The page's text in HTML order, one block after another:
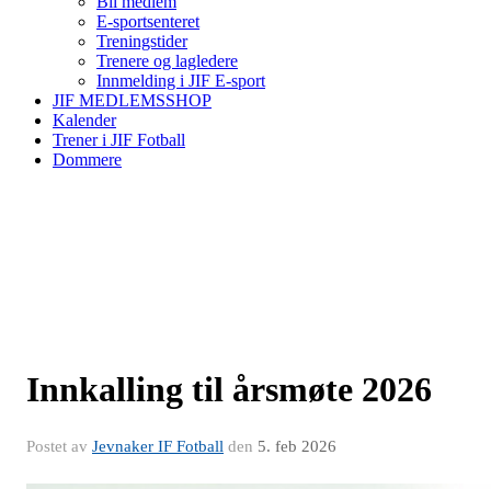
E-sportsenteret
Treningstider
Trenere og lagledere
Innmelding i JIF E-sport
JIF MEDLEMSSHOP
Kalender
Trener i JIF Fotball
Dommere
Innkalling til årsmøte 2026
Postet av Jevnaker IF Fotball den 5. feb 2026